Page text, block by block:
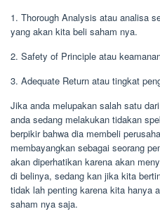
1. Thorough Analysis atau analisa
yang akan kita beli saham nya.
2. Safety of Principle atau
3. Adequate Return atau tingkat
Jika anda melupakan salah satu
anda sedang melakukan tidakan
berpikir bahwa dia membeli
membayangkan sebagai seorang
akan diperhatikan karena akan
di belinya, sedang kan jika kita
tidak lah penting karena kita hanya
saham nya saja.